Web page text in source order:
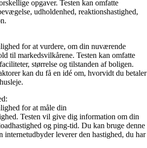
opgaver. Testen kan omfatte
udholdenhed, reaktionshastighed,
for at vurdere, om din nuværende
til markedsvilkårene. Testen kan omfatte
størrelse og tilstanden af boligen.
kan du få en idé om, hvorvidt du betaler
for at måle din
Testen vil give dig information om din
og ping-tid. Du kan bruge denne
internetudbyder leverer den hastighed, du har